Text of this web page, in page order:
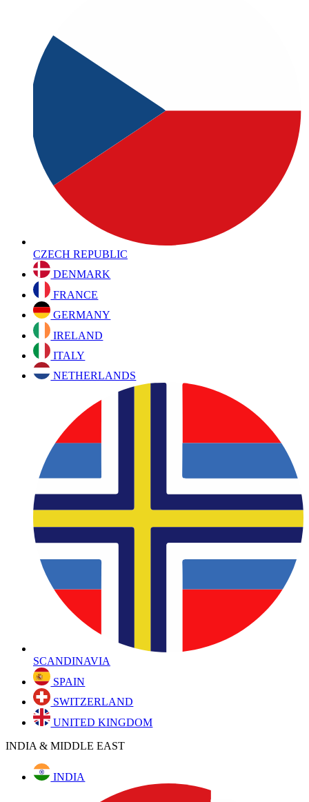
CZECH REPUBLIC
DENMARK
FRANCE
GERMANY
IRELAND
ITALY
NETHERLANDS
SCANDINAVIA
SPAIN
SWITZERLAND
UNITED KINGDOM
INDIA & MIDDLE EAST
INDIA